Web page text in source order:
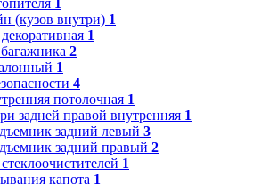
(кузов внутри) 1
1
2
1
4
потолочная 1
задней правой внутренняя 1
задний левый 3
задний правый 2
1
капота 1